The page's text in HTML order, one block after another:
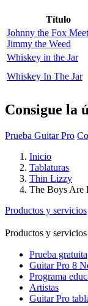
Título
Johnny the Fox
Jimmy the Weed
Whiskey in the Jar
Whiskey In The Jar
Consigue la
Prueba Guitar Pro
Inicio
Tablaturas
Thin Lizzy
The Boys Are
Productos y servicios
Productos y servicios
Prueba gratuita
Guitar Pro 8
Programa
Artistas
Guitar Pro